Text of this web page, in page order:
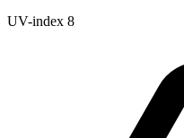
UV-index 8